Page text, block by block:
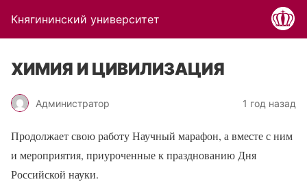
Княгининский университет
ХИМИЯ И ЦИВИЛИЗАЦИЯ
Администратор 1 год назад
Продолжает свою работу Научный марафон, а вместе с ним
и мероприятия, приуроченные к празднованию Дня
Российской науки.